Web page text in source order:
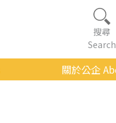
搜尋
Search
關於公企